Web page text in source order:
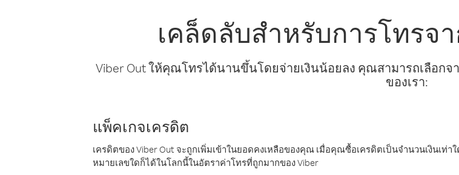
เคล็ดลับสำหรับการโทรจ
Viber Out ให้คุณโทรได้นานขึ้นโดยจ่ายเงินน้อยลง คุณสามารถเลือก
ของเรา:
แพ็คเกจเครดิต
เครดิตของ Viber Out จะถูกเพิ่มเข้าในยอดคงเหลือของคุณ เมื่อคุณซื้อเครดิตเป็นจำนวนเงินเท่
หมายเลขใดก็ได้ในโลกนี้ในอัตราค่าโทรที่ถูกมากของ Viber